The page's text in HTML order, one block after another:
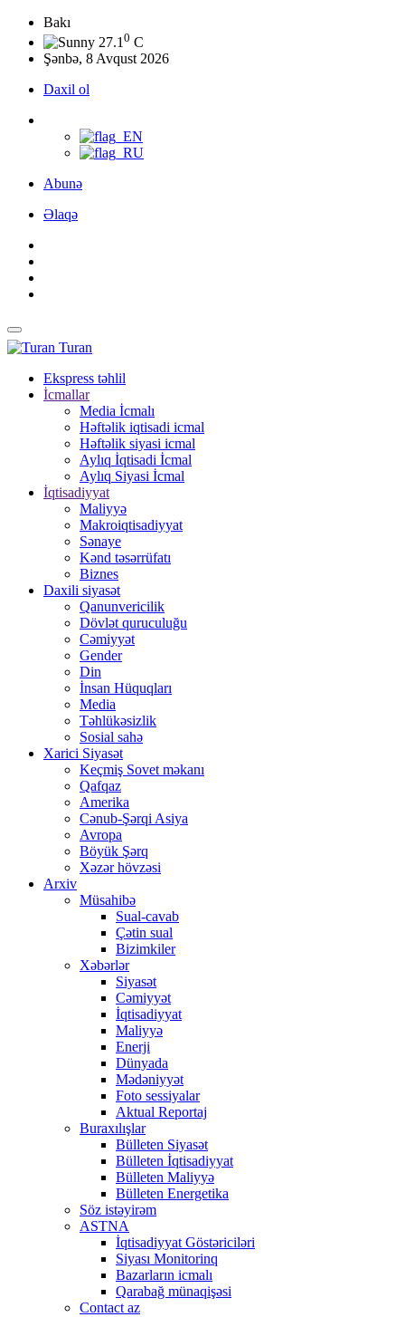
Bakı
27.1 0 C
Şənbə, 8 Avqust 2026
Daxil ol
Abunə
Əlaqə
Turan
Ekspress təhlil
İcmallar
Media İcmalı
Həftəlik iqtisadi icmal
Həftəlik siyasi icmal
Aylıq İqtisadi İcmal
Aylıq Siyasi İcmal
İqtisadiyyat
Maliyyə
Makroiqtisadiyyat
Sənaye
Kənd təsərrüfatı
Biznes
Daxili siyasət
Qanunvericilik
Dövlət quruculuğu
Cəmiyyət
Gender
Din
İnsan Hüquqları
Media
Təhlükəsizlik
Sosial sahə
Xarici Siyasət
Keçmiş Sovet məkanı
Qafqaz
Amerika
Cənub-Şərqi Asiya
Avropa
Böyük Şərq
Xəzər hövzəsi
Arxiv
Müsahibə
Sual-cavab
Çətin sual
Bizimkiler
Xəbərlər
Siyasət
Cəmiyyət
İqtisadiyyat
Maliyyə
Enerji
Dünyada
Mədəniyyət
Foto sessiyalar
Aktual Reportaj
Buraxılışlar
Bülleten Siyasət
Bülleten İqtisadiyyat
Bülleten Maliyyə
Bülleten Energetika
Söz istəyirəm
ASTNA
İqtisadiyyat Göstəriciləri
Siyası Monitorinq
Bazarların icmalı
Qarabağ münaqişəsi
Contact az